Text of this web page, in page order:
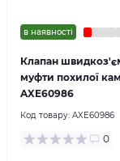
в наявності
Клапан
муфти похилої
AXE60986
Код товару: AXE60986
0